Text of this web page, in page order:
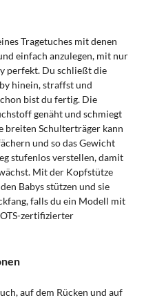
Tragetuches mit denen
einfach anzulegen, mit nur
perfekt. Du schließt die
hinein, straffst und
bist du fertig. Die
genäht und schmiegt
breiten Schulterträger kann
und so das Gewicht
stufenlos verstellen, damit
Mit der Kopfstütze
Babys stützen und sie
falls du ein Modell mit
zertifizierter
auf dem Rücken und auf